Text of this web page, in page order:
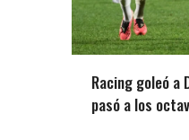
Racing goleó a
pasó a los octavos de la Copa